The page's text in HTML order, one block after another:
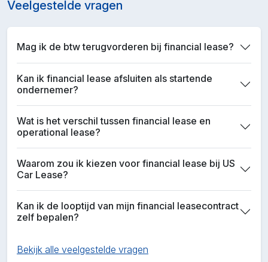
Veelgestelde vragen
Mag ik de btw terugvorderen bij financial lease?
Kan ik financial lease afsluiten als startende
ondernemer?
Wat is het verschil tussen financial lease en
operational lease?
Waarom zou ik kiezen voor financial lease bij US
Car Lease?
Kan ik de looptijd van mijn financial leasecontract
zelf bepalen?
Bekijk alle veelgestelde vragen